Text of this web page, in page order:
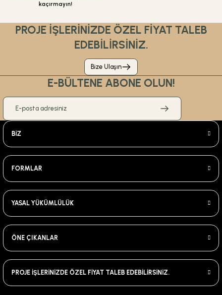
kaçırmayın!
PROJE İŞLERİNİZDE ÖZEL FİYAT TALEB
EDEBİLİRSİNİZ.
Bize Ulaşın
E-BÜLTENE ABONE OLUN!
BİZ
FORMLAR
YASAL YÜKÜMLÜLÜK
ÖNE ÇIKANLAR
PROJE İŞLERİNİZDE ÖZEL FİYAT TALEB EDEBİLİRSİNİZ.